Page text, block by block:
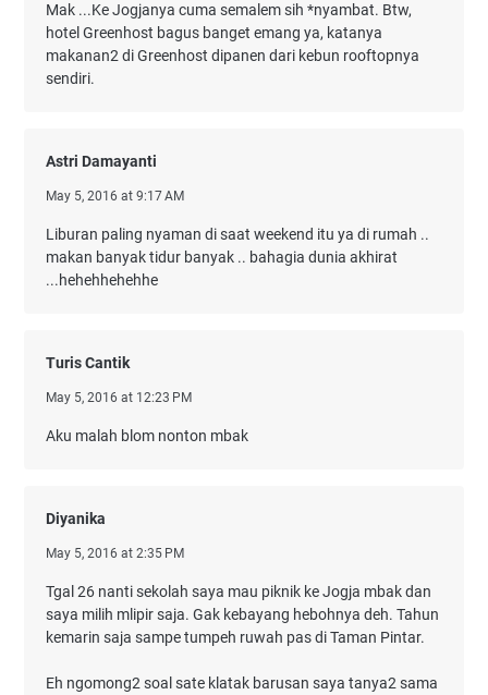
Mak ...Ke Jogjanya cuma semalem sih *nyambat. Btw,
hotel Greenhost bagus banget emang ya, katanya
makanan2 di Greenhost dipanen dari kebun rooftopnya
sendiri.
Astri Damayanti
May 5, 2016 at 9:17 AM
Liburan paling nyaman di saat weekend itu ya di rumah ..
makan banyak tidur banyak .. bahagia dunia akhirat
...hehehhehehhe
Turis Cantik
May 5, 2016 at 12:23 PM
Aku malah blom nonton mbak
Diyanika
May 5, 2016 at 2:35 PM
Tgal 26 nanti sekolah saya mau piknik ke Jogja mbak dan
saya milih mlipir saja. Gak kebayang hebohnya deh. Tahun
kemarin saja sampe tumpeh ruwah pas di Taman Pintar.
Eh ngomong2 soal sate klatak barusan saya tanya2 sama